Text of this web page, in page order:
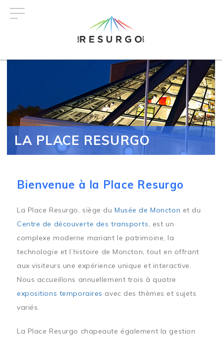
LA PLACE RESURGO
Bienvenue à la Place Resurgo
La Place Resurgo, siège duMusée de Moncton et du
Centre de découverte des transports, est un
complexe moderne mariant le patrimoine, la
technologie et l’histoire de Moncton, tout en offrant
aux visiteurs une expérience unique et interactive.
Nous accueillons annuellement trois à quatre
expositions temporaires avec des thèmes et sujets
variés.
La Place Resurgo chapeaute également la gestion